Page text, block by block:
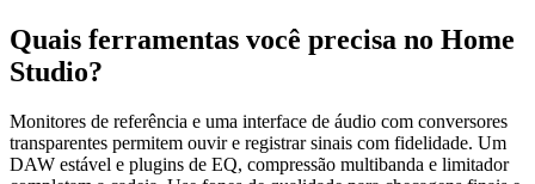
Quais ferramentas você precisa no Home
Studio?
Monitores de referência e uma interface de áudio com conversores
transparentes permitem ouvir e registrar sinais com fidelidade. Um
DAW estável e plugins de EQ, compressão multibanda e limitador